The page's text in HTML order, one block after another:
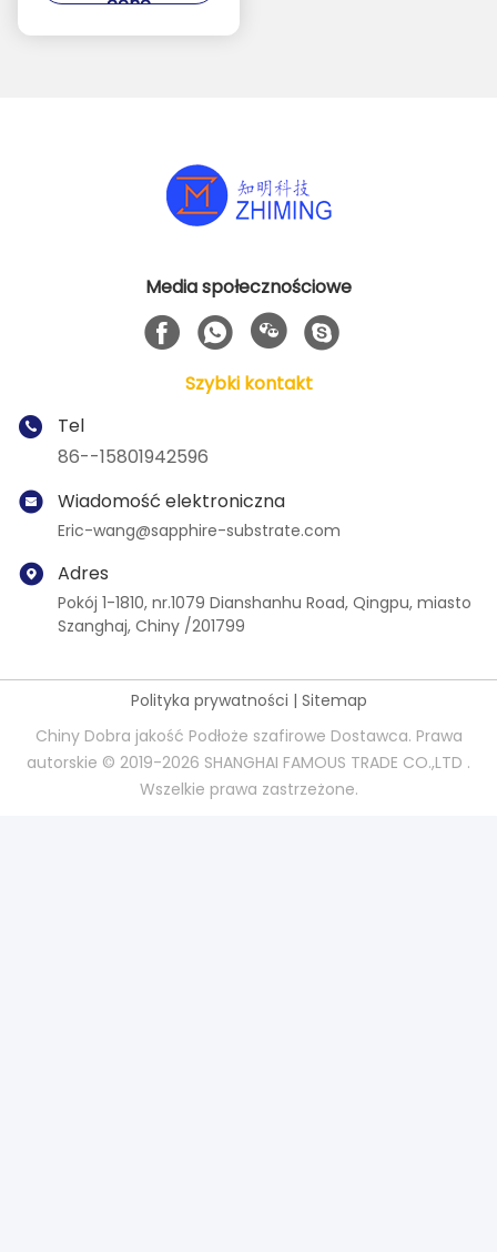
Media społecznościowe
Szybki kontakt
Tel
86--15801942596
Wiadomość elektroniczna
Eric-wang@sapphire-substrate.com
Adres
Pokój 1-1810, nr.1079 Dianshanhu Road, Qingpu, miasto
Szanghaj, Chiny /201799
Polityka prywatności | Sitemap
Chiny Dobra jakość Podłoże szafirowe Dostawca. Prawa
autorskie © 2019-2026 SHANGHAI FAMOUS TRADE CO.,LTD .
Wszelkie prawa zastrzeżone.